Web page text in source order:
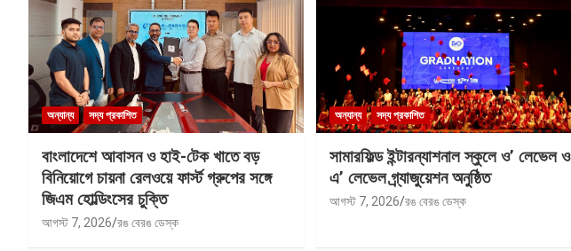
অন্যান্য সদ্য প্রকাশিত
বাংলাদেশে আবাসন ও হাই-টেক খাতে বড়
বিনিয়োগে চায়না রেলওয়ে ফার্স্ট গ্রুপের সঙ্গে
জিএম হোল্ডিংসের চুক্তি
আগস্ট 7, 2026 রঙ বেরঙ ডেস্ক
অন্যান্য সদ্য প্রকাশিত
সামারফিল্ড ইন্টারন্যাশনাল স্কুলে ও’ লেভেল ও
এ’ লেভেল গ্র্যাজুয়েশন অনুষ্ঠিত
আগস্ট 7, 2026 রঙ বেরঙ ডেস্ক